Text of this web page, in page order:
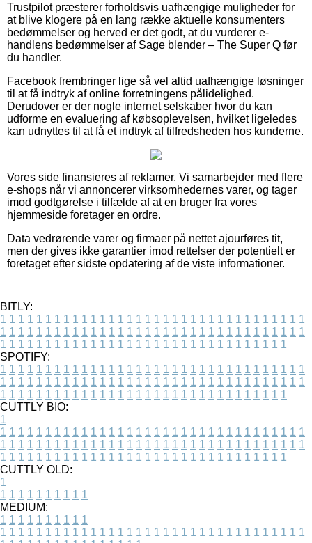
Trustpilot præsterer forholdsvis uafhængige muligheder for
at blive klogere på en lang række aktuelle konsumenters
bedømmelser og herved er det godt, at du vurderer e-
handlens bedømmelser af Sage blender – The Super Q før
du handler.
Facebook frembringer lige så vel altid uafhængige løsninger
til at få indtryk af online forretningens pålidelighed.
Derudover er der nogle internet selskaber hvor du kan
udforme en evaluering af købsoplevelsen, hvilket ligeledes
kan udnyttes til at få et indtryk af tilfredsheden hos kunderne.
Vores side finansieres af reklamer. Vi samarbejder med flere
e-shops når vi annoncerer virksomhedernes varer, og tager
imod godtgørelse i tilfælde af at en bruger fra vores
hjemmeside foretager en ordre.
Data vedrørende varer og firmaer på nettet ajourføres tit,
men der gives ikke garantier imod rettelser der potentielt er
foretaget efter sidste opdatering af de viste informationer.
BITLY:
1 1 1 1 1 1 1 1 1 1 1 1 1 1 1 1 1 1 1 1 1 1 1 1 1 1 1 1 1 1 1 1 1 1
1 1 1 1 1 1 1 1 1 1 1 1 1 1 1 1 1 1 1 1 1 1 1 1 1 1 1 1 1 1 1 1 1 1
1 1 1 1 1 1 1 1 1 1 1 1 1 1 1 1 1 1 1 1 1 1 1 1 1 1 1 1 1 1 1 1
SPOTIFY:
1 1 1 1 1 1 1 1 1 1 1 1 1 1 1 1 1 1 1 1 1 1 1 1 1 1 1 1 1 1 1 1 1 1
1 1 1 1 1 1 1 1 1 1 1 1 1 1 1 1 1 1 1 1 1 1 1 1 1 1 1 1 1 1 1 1 1 1
1 1 1 1 1 1 1 1 1 1 1 1 1 1 1 1 1 1 1 1 1 1 1 1 1 1 1 1 1 1 1 1
CUTTLY BIO:
1
1 1 1 1 1 1 1 1 1 1 1 1 1 1 1 1 1 1 1 1 1 1 1 1 1 1 1 1 1 1 1 1 1 1
1 1 1 1 1 1 1 1 1 1 1 1 1 1 1 1 1 1 1 1 1 1 1 1 1 1 1 1 1 1 1 1 1 1
1 1 1 1 1 1 1 1 1 1 1 1 1 1 1 1 1 1 1 1 1 1 1 1 1 1 1 1 1 1 1 1
CUTTLY OLD:
1
1 1 1 1 1 1 1 1 1 1
MEDIUM:
1 1 1 1 1 1 1 1 1 1
1 1 1 1 1 1 1 1 1 1 1 1 1 1 1 1 1 1 1 1 1 1 1 1 1 1 1 1 1 1 1 1 1 1